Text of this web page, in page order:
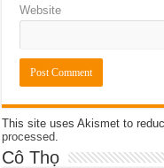
Website
This site uses Akismet to
processed
Cô Thọ